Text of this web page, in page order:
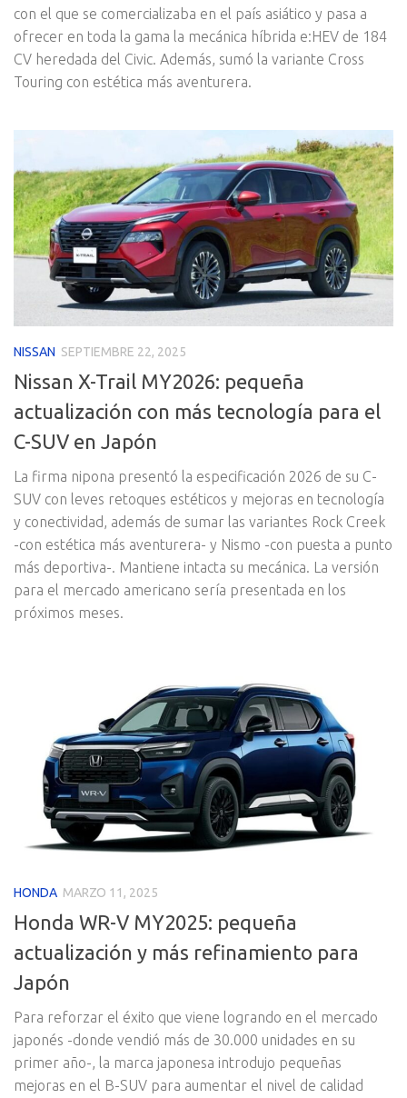
con el que se comercializaba en el país asiático y pasa a
ofrecer en toda la gama la mecánica híbrida e:HEV de 184
CV heredada del Civic. Además, sumó la variante Cross
Touring con estética más aventurera.
NISSAN SEPTIEMBRE 22, 2025
Nissan X-Trail MY2026: pequeña
actualización con más tecnología para el
C-SUV en Japón
La firma nipona presentó la especificación 2026 de su C-
SUV con leves retoques estéticos y mejoras en tecnología
y conectividad, además de sumar las variantes Rock Creek
-con estética más aventurera- y Nismo -con puesta a punto
más deportiva-. Mantiene intacta su mecánica. La versión
para el mercado americano sería presentada en los
próximos meses.
HONDA MARZO 11, 2025
Honda WR-V MY2025: pequeña
actualización y más refinamiento para
Japón
Para reforzar el éxito que viene logrando en el mercado
japonés -donde vendió más de 30.000 unidades en su
primer año-, la marca japonesa introdujo pequeñas
mejoras en el B-SUV para aumentar el nivel de calidad